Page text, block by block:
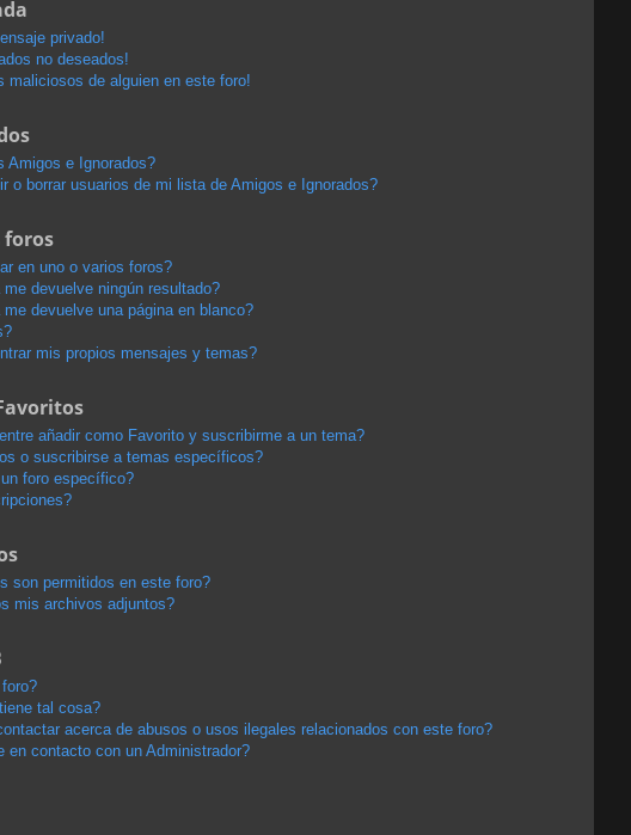
privado!
no deseados!
maliciosos de alguien en este foro!
Amigos e Ignorados?
o borrar usuarios de mi lista de Amigos e Ignorados?
foros
en uno o varios foros?
devuelve ningún resultado?
devuelve una página en blanco?
mis propios mensajes y temas?
añadir como Favorito y suscribirme a un tema?
o suscribirse a temas específicos?
foro específico?
son permitidos en este foro?
mis archivos adjuntos?
tal cosa?
acerca de abusos o usos ilegales relacionados con este foro?
en contacto con un Administrador?